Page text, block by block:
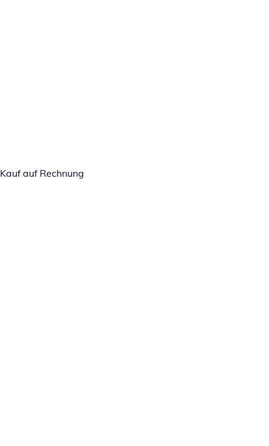
Kauf auf Rechnung